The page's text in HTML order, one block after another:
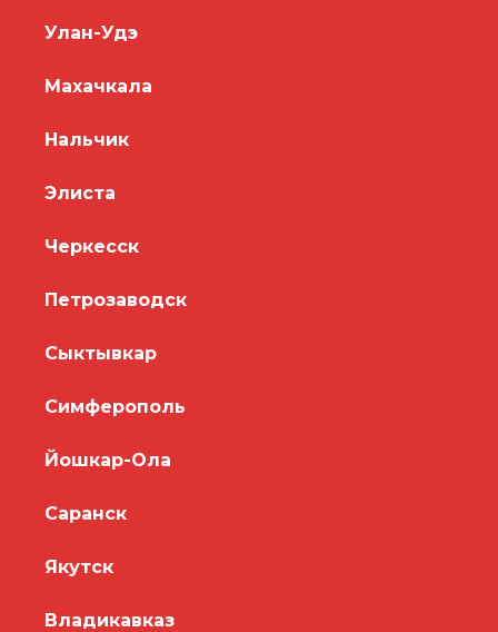
Улан-Удэ
Махачкала
Нальчик
Элиста
Черкесск
Петрозаводск
Сыктывкар
Симферополь
Йошкар-Ола
Саранск
Якутск
Владикавказ